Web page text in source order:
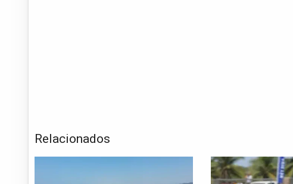
Relacionados